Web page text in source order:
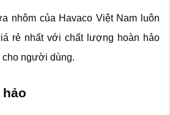
nhôm của Havaco Việt Nam luôn
rẻ nhất với chất lượng hoàn hảo
người dùng.